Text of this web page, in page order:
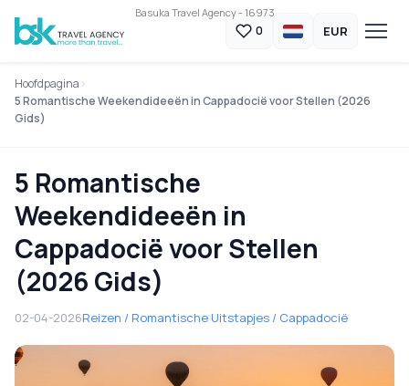
Basuka Travel Agency - 16973
0 EUR
Hoofdpagina
5 Romantische Weekendideeën in Cappadocië voor Stellen (2026
Gids)
5 Romantische
Weekendideeën in
Cappadocië voor Stellen
(2026 Gids)
02-04-2026Reizen / Romantische Uitstapjes / Cappadocië